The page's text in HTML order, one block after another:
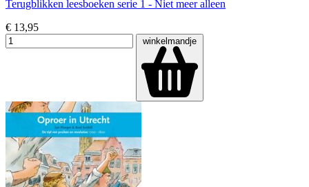
Terugblikken leesboeken serie 1 - Niet meer alleen
€ 13,95
winkelmandje